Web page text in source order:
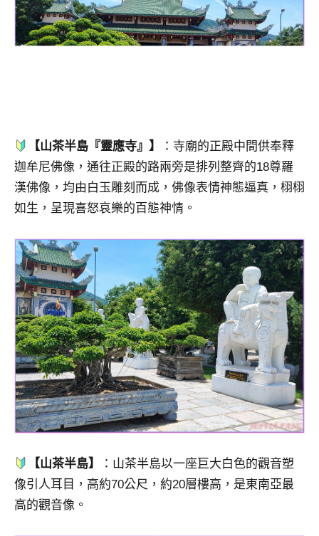
【山茶半島『靈應寺』】
：寺廟的正殿中間供奉釋
迦牟尼佛像，通往正殿的路兩旁是排列整齊的18尊羅
漢佛像，均由白玉雕刻而成，佛像表情神態逼真，栩栩
如生，呈現喜怒哀樂的百態神情。
【山茶半島】
：山茶半島以一座巨大白色的觀音塑
像引人耳目，高約70公尺，約20層樓高，是東南亞最
高的觀音像。